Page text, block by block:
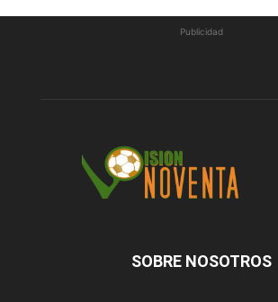
Publicidad
SOBRE NOSOTROS